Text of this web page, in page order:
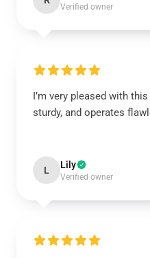
Verified owner
I’m very pleased with
sturdy, and operates
L Lily
Verified owner